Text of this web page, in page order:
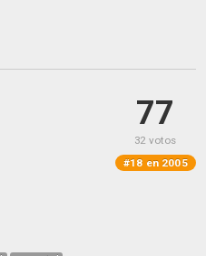
77
32 votos
#18 en 2005